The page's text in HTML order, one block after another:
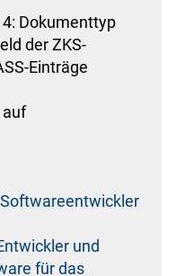
Dokumenttyp
der ZKS-
Einträge
auf
und
für das